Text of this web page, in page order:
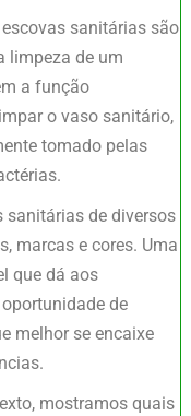
sanitárias são
limpeza de um
a função
o vaso sanitário,
tomado pelas
sanitárias de diversos
marcas e cores. Uma
que dá aos
de
melhor se encaixe
mostramos quais